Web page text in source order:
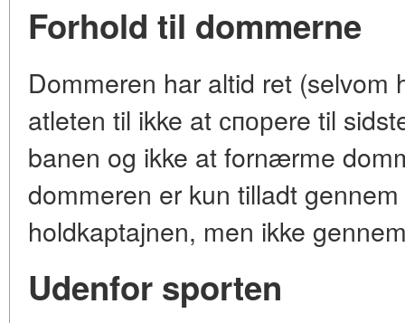
Forhold til dommerne
Dommeren har altid ret (selvom
atleten til ikke at спорere til
banen og ikke at fornærme
dommeren er kun tilladt
holdkaptajnen, men ikke
Udenfor sporten